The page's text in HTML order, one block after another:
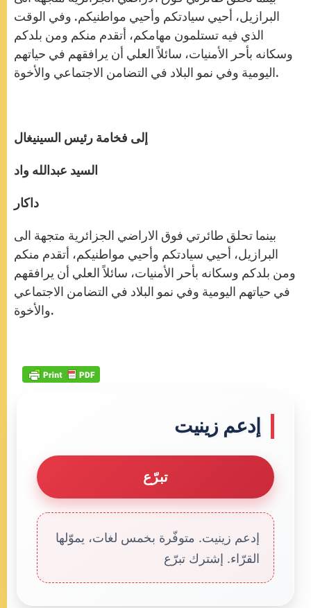
البرازيل، أحيي سيادتكم وأحيي مواطنيكم. وفي الوقت
الذي فيه تستلمون مهامكم، أتقدم منكم ومن بلدكم
وسكانه بأحر الأمنيات، سائلاً العلي أن يرافقهم في حياتهم
اليومية وفي نمو البلاد في التضامن الاجتماعي والأخوة.
إلى فخامة رئيس السينيغال
السيد عبدالله واد
داكار
بينما تحلق طائرتي فوق الاراضي الجزائرية متجهة الى
البرازيل، أحيي سيادتكم وأحيي مواطنيكم، أتقدم منكم
ومن بلدكم وسكانه بأحر الأمنيات، سائلاً العلي أن يرافقهم
في حياتهم اليومية وفي نمو البلاد في التضامن الاجتماعي
والأخوة.
إدعم زينيت
تبرّع
إدعم زينيت. متوفّرة بخمس لغات، يموّلها
القرّاء. إشترك تبرّع